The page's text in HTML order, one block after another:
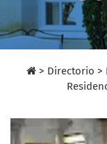
> Directorio >